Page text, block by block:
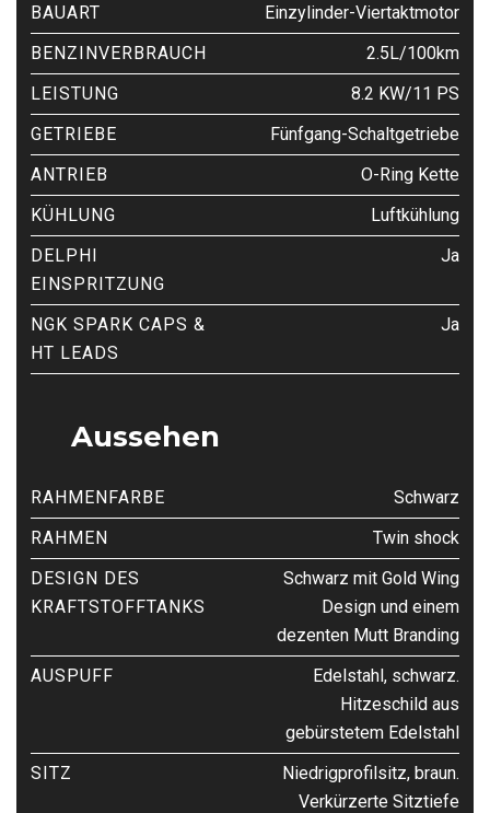
BAUART
Einzylinder-Viertaktmotor
BENZINVERBRAUCH
2.5L/100km
LEISTUNG
8.2 KW/11 PS
GETRIEBE
Fünfgang-Schaltgetriebe
ANTRIEB
O-Ring Kette
KÜHLUNG
Luftkühlung
DELPHI
EINSPRITZUNG
Ja
NGK SPARK CAPS &
HT LEADS
Ja
Aussehen
RAHMENFARBE
Schwarz
RAHMEN
Twin shock
DESIGN DES
KRAFTSTOFFTANKS
Schwarz mit Gold Wing
Design und einem
dezenten Mutt Branding
AUSPUFF
Edelstahl, schwarz.
Hitzeschild aus
gebürstetem Edelstahl
SITZ
Niedrigprofilsitz, braun.
Verkürzerte Sitztiefe